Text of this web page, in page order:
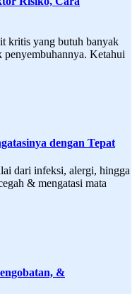
kritis yang butuh banyak
Ketahui
dengan Tepat
dari infeksi, alergi, hingga
& mengatasi mata
&